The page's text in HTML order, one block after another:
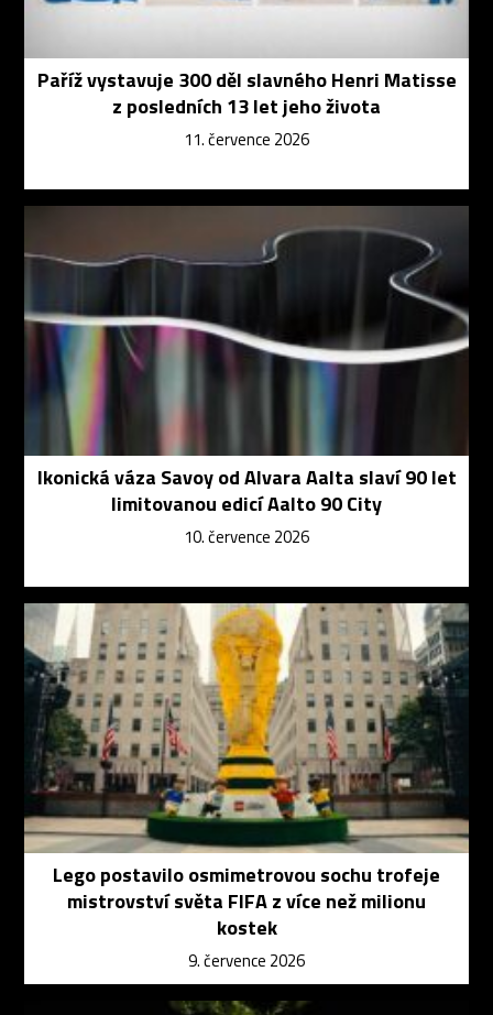
Paříž vystavuje 300 děl slavného Henri Matisse
z posledních 13 let jeho života
11. července 2026
Ikonická váza Savoy od Alvara Aalta slaví 90 let
limitovanou edicí Aalto 90 City
10. července 2026
Lego postavilo osmimetrovou sochu trofeje
mistrovství světa FIFA z více než milionu
kostek
9. července 2026